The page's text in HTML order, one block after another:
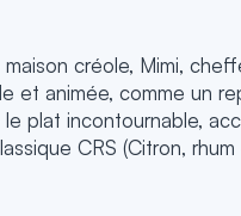
créole, Mimi,
et animée, comme un
plat incontournable,
CRS (Citron,